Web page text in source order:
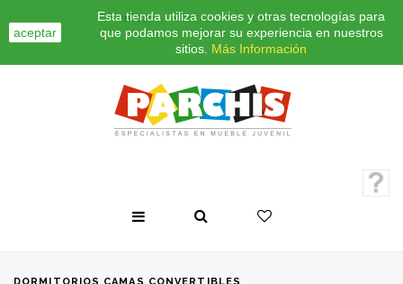
aceptar
Esta tienda utiliza cookies y otras tecnologías para
que podamos mejorar su experiencia en nuestros
sitios. Más Información
INICIO CONTACTO BLOG